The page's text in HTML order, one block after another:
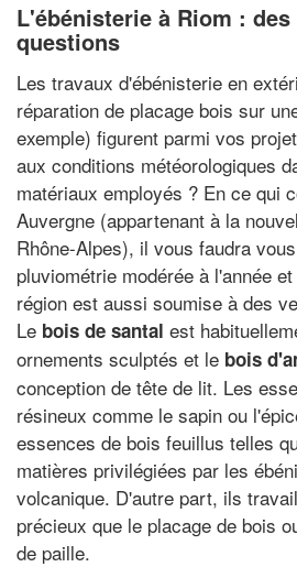
L'ébénisterie à Riom :
questions
Les travaux d'ébénisterie en
réparation de placage bois sur
exemple) figurent parmi vos
aux conditions météorologiques
matériaux employés ? En ce qui
Auvergne (appartenant à la
Rhône-Alpes), il vous faudra
pluviométrie modérée à l'année
région est aussi soumise à des
Le bois de santal est
ornements sculptés et le bois
conception de tête de lit. Les
résineux comme le sapin ou
essences de bois feuillus telles
matières privilégiées par les
volcanique. D'autre part, ils
précieux que le placage de bois
de paille.